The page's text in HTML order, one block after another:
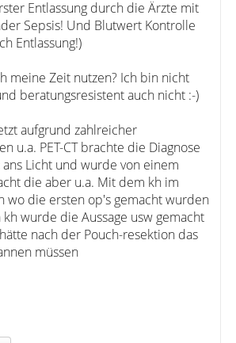
Entlassung durch die Ärzte mit
Sepsis! Und Blutwert Kontrolle
Entlassung!)
meine Zeit nutzen? Ich bin nicht
beratungsresistent auch nicht :-)
aufgrund zahlreicher
u.a. PET-CT brachte die Diagnose
Licht und wurde von einem
die aber u.a. Mit dem kh im
wo die ersten op's gemacht wurden
wurde die Aussage usw gemacht
nach der Pouch-resektion das
müssen